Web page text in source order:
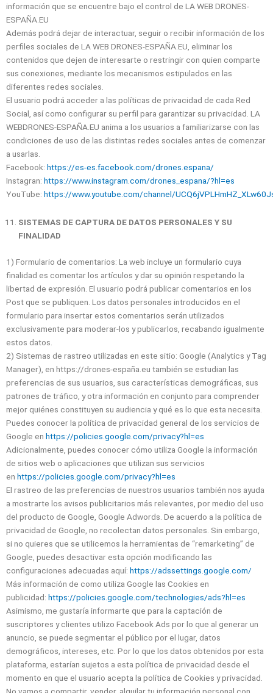
información que se encuentre bajo el control de LA WEB DRONES-
ESPAÑA.EU
Además podrá dejar de interactuar, seguir o recibir información de los
perfiles sociales de LA WEB DRONES-ESPAÑA.EU, eliminar los
contenidos que dejen de interesarte o restringir con quien comparte
sus conexiones, mediante los mecanismos estipulados en las
diferentes redes sociales.
El usuario podrá acceder a las políticas de privacidad de cada Red
Social, así como configurar su perfil para garantizar su privacidad. LA
WEBDRONES-ESPAÑA.EU anima a los usuarios a familiarizarse con las
condiciones de uso de las distintas redes sociales antes de comenzar
a usarlas.
Facebook: https://es-es.facebook.com/drones.espana/
Instagran: https://www.instagram.com/drones_espana/?hl=es
YouTube: https://www.youtube.com/channel/
SISTEMAS DE CAPTURA DE DATOS PERSONALES Y SU
FINALIDAD
1) Formulario de comentarios: La web incluye un formulario cuya
finalidad es comentar los artículos y dar su opinión respetando la
libertad de expresión. El usuario podrá publicar comentarios en los
Post que se publiquen. Los datos personales introducidos en el
formulario para insertar estos comentarios serán utilizados
exclusivamente para moderar-los y publicarlos, recabando igualmente
estos datos.
2) Sistemas de rastreo utilizadas en este sitio: Google (Analytics y Tag
Manager), en https://drones-españa.eu también se estudian las
preferencias de sus usuarios, sus características demográficas, sus
patrones de tráfico, y otra información en conjunto para comprender
mejor quiénes constituyen su audiencia y qué es lo que esta necesita.
Puedes conocer la política de privacidad general de los servicios de
Google en https://policies.google.com/privacy?hl=es
Adicionalmente, puedes conocer cómo utiliza Google la información
de sitios web o aplicaciones que utilizan sus servicios
en https://policies.google.com/privacy?hl=es
El rastreo de las preferencias de nuestros usuarios también nos ayuda
a mostrarte los avisos publicitarios más relevantes, por medio del uso
del producto de Google, Google Adwords. De acuerdo a la política de
privacidad de Google, no recolectan datos personales. Sin embargo,
si no quieres que se utilicemos la herramientas de “remarketing” de
Google, puedes desactivar esta opción modificando las
configuraciones adecuadas aquí: https://adssettings.google.com/
Más información de como utiliza Google las Cookies en
publicidad: https://policies.google.com/technologies/ads?hl=es
Asimismo, me gustaría informarte que para la captación de
suscriptores y clientes utilizo Facebook Ads por lo que al generar un
anuncio, se puede segmentar el público por el lugar, datos
demográficos, intereses, etc. Por lo que los datos obtenidos por esta
plataforma, estarían sujetos a esta política de privacidad desde el
momento en que el usuario acepta la política de Cookies y privacidad.
No vamos a compartir, vender, alquilar tu información personal con